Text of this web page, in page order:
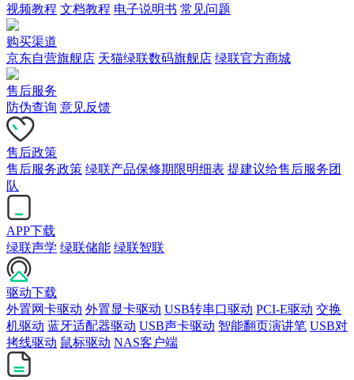
视频教程 文档教程 电子说明书 常见问题
购买渠道
京东自营旗舰店 天猫绿联数码旗舰店 绿联官方商城
售后服务
防伪查询 意见反馈
售后政策
售后服务政策 绿联产品保修期限明细表 提建议给售后服务团
队
APP下载
绿联声学 绿联储能 绿联智联
驱动下载
外置网卡驱动 外置显卡驱动 USB转串口驱动 PCI-E驱动 交换
机驱动 蓝牙适配器驱动 USB声卡驱动 智能翻页演讲笔 USB对
拷线驱动 鼠标驱动 NAS客户端